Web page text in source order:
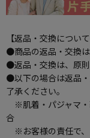
【返品・交換について
●商品の返品・交換は
●返品・交換は、原則
●以下の場合は返品
了承ください。
※肌着・パジャマ・
合
※お客様の責任で、